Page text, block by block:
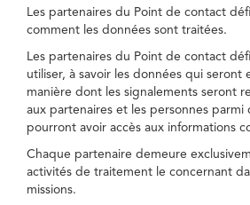
Les partenaires du Point de contact
comment les données sont traitées.
Les partenaires du Point de contact
utiliser, à savoir les données qui seront
manière dont les signalements seront
aux partenaires et les personnes parmi
pourront avoir accès aux informations
Chaque partenaire demeure
activités de traitement le concernant
missions.